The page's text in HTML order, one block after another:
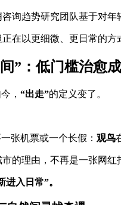
询趋势研究团队基于对
在以更细微、更日常的方
”：低门槛治愈
， “出走”的定义变了。
张机票或一个长假： 观鸟
的理由，不再是一张网
进入日常”。